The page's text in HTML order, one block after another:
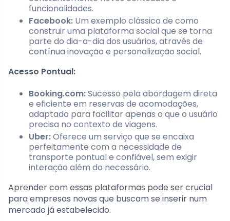
funcionalidades.
Facebook: Um exemplo clássico de como
construir uma plataforma social que se torna
parte do dia-a-dia dos usuários, através de
contínua inovação e personalização social.
Acesso Pontual:
Booking.com:Sucesso pela abordagem direta
e eficiente em reservas de acomodações,
adaptado para facilitar apenas o que o usuário
precisa no contexto de viagens.
Uber:Oferece um serviço que se encaixa
perfeitamente com a necessidade de
transporte pontual e confiável, sem exigir
interação além do necessário.
Aprender com essas plataformas pode ser crucial
para empresas novas que buscam se inserir num
mercado já estabelecido.